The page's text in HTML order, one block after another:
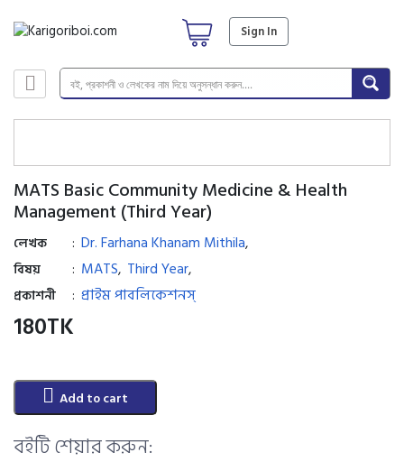
Sign In
MATS Basic Community Medicine & Health
Management (Third Year)
লেখক : Dr. Farhana Khanam Mithila,
বিষয় : MATS, Third Year,
প্রকাশনী : প্রাইম পাবলিকেশনস্
180TK
Add to cart
বইটি শেয়ার করুন: